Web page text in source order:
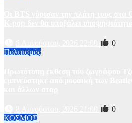
0
Πολιτισμός
0
ΚΟΣΜΟΣ